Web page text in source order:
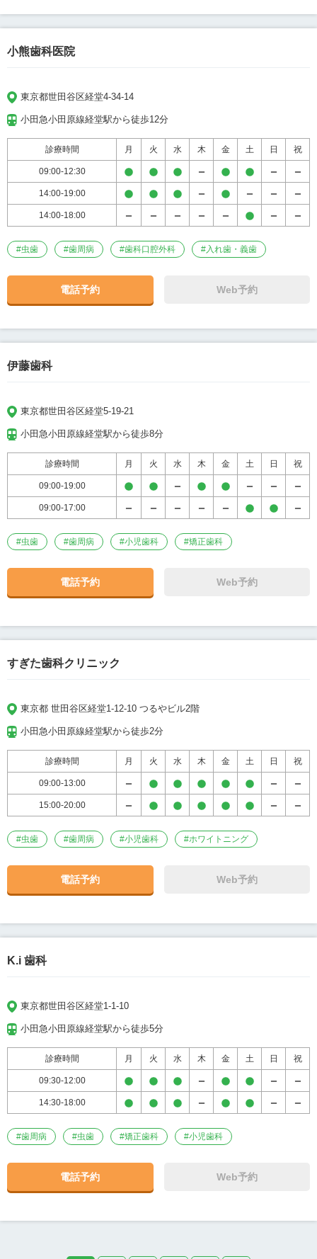
小熊歯科医院
東京都世田谷区経堂4-34-14
小田急小田原線経堂駅から徒歩12分
診療時間 月 火 水 木 金 土 日 祝
09:00-12:30
14:00-19:00
14:00-18:00
#虫歯 #歯周病 #歯科口腔外科 #入れ歯・義歯
電話予約 Web予約
伊藤歯科
東京都世田谷区経堂5-19-21
小田急小田原線経堂駅から徒歩8分
診療時間 月 火 水 木 金 土 日 祝
09:00-19:00
09:00-17:00
#虫歯 #歯周病 #小児歯科 #矯正歯科
電話予約 Web予約
すぎた歯科クリニック
東京都 世田谷区経堂1-12-10 つるやビル2階
小田急小田原線経堂駅から徒歩2分
診療時間 月 火 水 木 金 土 日 祝
09:00-13:00
15:00-20:00
#虫歯 #歯周病 #小児歯科 #ホワイトニング
電話予約 Web予約
K.i 歯科
東京都世田谷区経堂1-1-10
小田急小田原線経堂駅から徒歩5分
診療時間 月 火 水 木 金 土 日 祝
09:30-12:00
14:30-18:00
#歯周病 #虫歯 #矯正歯科 #小児歯科
電話予約 Web予約